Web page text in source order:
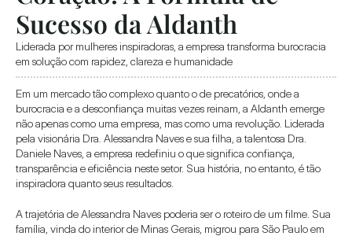
Sucesso da Aldanth
Liderada por mulheres inspiradoras, a empresa transforma burocracia
em solução com rapidez, clareza e humanidade
Em um mercado tão complexo quanto o de precatórios, onde a
burocracia e a desconfiança muitas vezes reinam, a Aldanth emerge
não apenas como uma empresa, mas como uma revolução. Liderada
pela visionária Dra. Alessandra Naves e sua filha, a talentosa Dra.
Daniele Naves, a empresa redefiniu o que significa confiança,
transparência e eficiência neste setor. Sua história, no entanto, é tão
inspiradora quanto seus resultados.
A trajetória de Alessandra Naves poderia ser o roteiro de um filme. Sua
família, vinda do interior de Minas Gerais, migrou para São Paulo em